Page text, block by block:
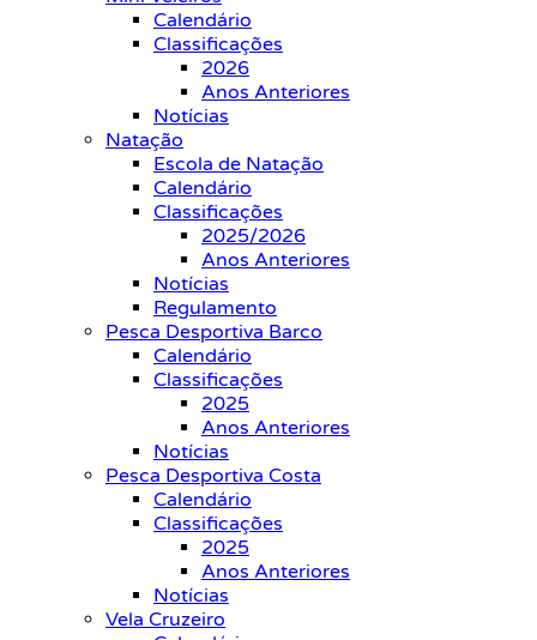
Calendário
Classificações
2026
Anos Anteriores
Notícias
Natação
Escola de Natação
Calendário
Classificações
2025/2026
Anos Anteriores
Notícias
Regulamento
Pesca Desportiva Barco
Calendário
Classificações
2025
Anos Anteriores
Notícias
Pesca Desportiva Costa
Calendário
Classificações
2025
Anos Anteriores
Notícias
Vela Cruzeiro